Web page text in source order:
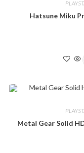
Hatsune Miku
Metal Gear Solid